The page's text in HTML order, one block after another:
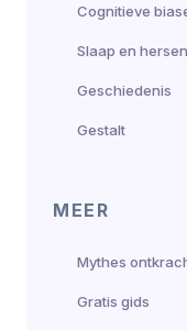
Cognitieve
Slaap en
Geschiedenis
Gestalt
MEER
Mythes
Gratis gids